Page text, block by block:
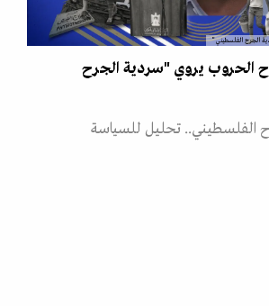
الجرح الفلسطيني"
الحروب يروي "سردية الجرح
الفلسطيني.. تحليل للسياسة